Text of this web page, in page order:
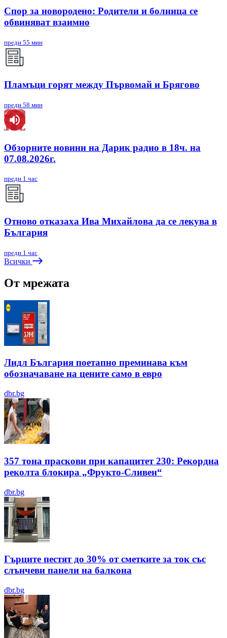
Спор за новородено: Родители и болница се
обвиняват взаимно
преди 55 мин
Пламъци горят между Първомай и Брягово
преди 58 мин
Обзорните новини на Дарик радио в 18ч. на
07.08.2026г.
преди 1 час
Отново отказаха Ива Михайлова да се лекува в
България
преди 1 час
Всички
От мрежата
Лидл България поетапно преминава към
обозначаване на цените само в евро
dbr.bg
357 тона праскови при капацитет 230: Рекордна
реколта блокира „Фрукто-Сливен“
dbr.bg
Гърците пестят до 30% от сметките за ток със
слънчеви панели на балкона
dbr.bg